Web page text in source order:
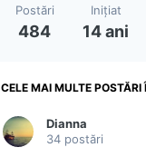
Postări
484
Iniţiat
14 ani
CELE MAI MULTE
Dianna
34 postări